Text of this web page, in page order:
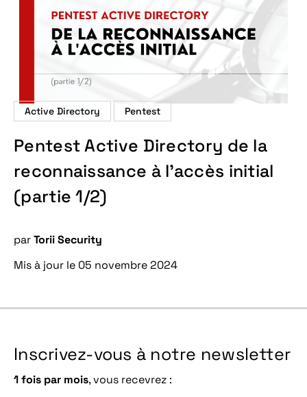
Active Directory Pentest
Pentest Active Directory de la
reconnaissance à l’accès initial
(partie 1/2)
parTorii Security
Mis à jour le 05 novembre 2024
Inscrivez-vous à notre newsletter
1 fois par mois, vous recevrez :